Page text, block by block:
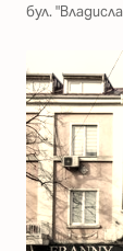
бул.